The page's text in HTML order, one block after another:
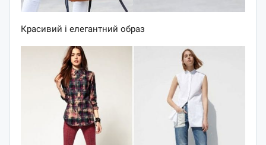
Красивий і елегантний образ